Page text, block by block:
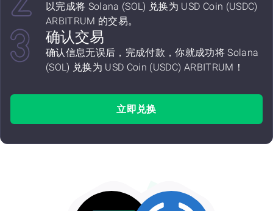
以完成将 Solana (SOL) 兑换为 USD Coin (USDC)
ARBITRUM 的交易。
确认交易
确认信息无误后，完成付款，你就成功将 Solana
(SOL) 兑换为 USD Coin (USDC) ARBITRUM！
立即兑换